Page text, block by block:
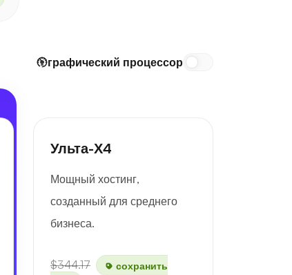
графический процессор
Ульта-Х4
Мощный хостинг,
созданный для среднего
бизнеса.
$344.17
сохранить